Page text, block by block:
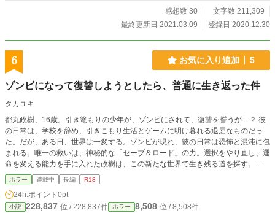
徐々に窮地に追い込まれていく。 そしてやがて最低Cランクへと落ちぶれてい
ってくれ」 ラークは【デビルメイデン】の懇願を無視して美少女達と楽しく
冒険者ライフを送る。 これはラークが追放され【デビルメイデン】が落ちぶ
れていくのと同時にラークが無双し成り上がる冒険譚である。
感想数 30
文字数 211,309
最終更新日 2021.03.09
登録日 2020.12.30
6 お気に入り追加 5
ゾンビになって復讐しようとしたら、普通に生き返った件
タカユキ
都丸政樹、16歳。引き篭もりの少年が、ゾンビにされて、復讐を誓うが…？ 彼
の日常は、学校を辞め、引きこもり生活とゲームに明け暮れる退屈なものだっ
た。だが、ある日、世界は一変する。ゾンビが現れ、彼の日常は恐怖と混沌に包
まれる。唯一の救いは、神秘的な「セーブ＆ロード」の力。選択をやり直し、運
命を変える能力を手に入れた政樹は、この新たな世界で生き残る道を探す。 最
初は自分だけの生存を願いながらも、徐々に他人の命を救うためにその力を使い
始める。孤独な少年が、ゾンビの蔓延する絶望的な世界で、人間性と優しさを取
り戻していく心温まる物語。彼は過去の選択をやり直し、新たな未来を切り開く
ことができるのか。一度きりの人生において、やり直しのチャンスがあったな
ホラー 連載中 長編 R18
24h.ポイント 0pt
小説 228,837 位 / 228,837件 ホラー 8,508 位 / 8,508件